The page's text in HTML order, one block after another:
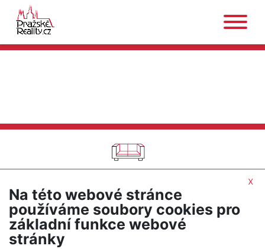
OKRES TRUTNOV
SEŘADIT PODLE CENY
UPRAVIT HLEDÁNÍ
x
Na této webové stránce
používáme soubory cookies pro
základní funkce webové
stránky